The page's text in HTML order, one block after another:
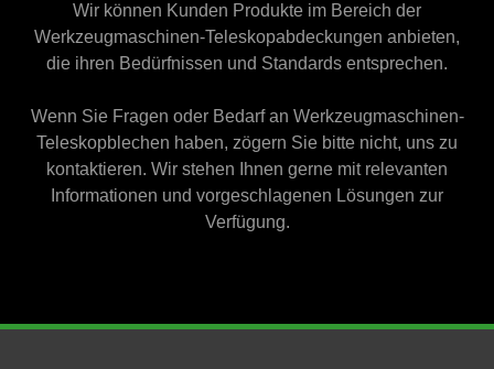
Wir können Kunden Produkte im Bereich der
Werkzeugmaschinen-Teleskopabdeckungen anbieten,
die ihren Bedürfnissen und Standards entsprechen.
Wenn Sie Fragen oder Bedarf an Werkzeugmaschinen-
Teleskopblechen haben, zögern Sie bitte nicht, uns zu
kontaktieren. Wir stehen Ihnen gerne mit relevanten
Informationen und vorgeschlagenen Lösungen zur
Verfügung.